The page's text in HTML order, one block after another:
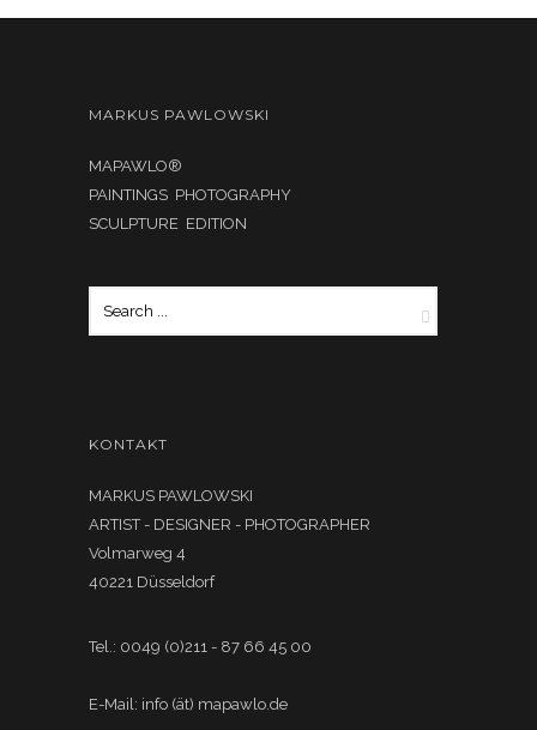
MARKUS PAWLOWSKI
MAPAWLO®
PAINTINGS PHOTOGRAPHY
SCULPTURE EDITION
KONTAKT
MARKUS PAWLOWSKI
ARTIST - DESIGNER - PHOTOGRAPHER
Volmarweg 4
40221 Düsseldorf
Tel.: 0049 (0)211 - 87 66 45 00
E-Mail: info (ät) mapawlo.de